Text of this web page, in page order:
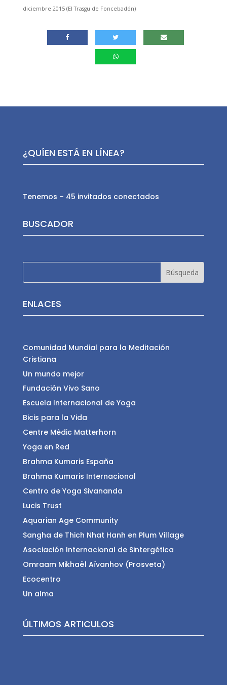
diciembre 2015 (El Trasgu de Foncebadón)
¿QUÍEN ESTÁ EN LÍNEA?
Tenemos – 45 invitados conectados
BUSCADOR
ENLACES
Comunidad Mundial para la Meditación
Cristiana
Un mundo mejor
Fundación Vivo Sano
Escuela Internacional de Yoga
Bicis para la Vida
Centre Mèdic Matterhorn
Yoga en Red
Brahma Kumaris España
Brahma Kumaris Internacional
Centro de Yoga Sivananda
Lucis Trust
Aquarian Age Community
Sangha de Thich Nhat Hanh en Plum Village
Asociación Internacional de Sintergética
Omraam Mikhaël Aïvanhov (Prosveta)
Ecocentro
Un alma
ÚLTIMOS ARTICULOS